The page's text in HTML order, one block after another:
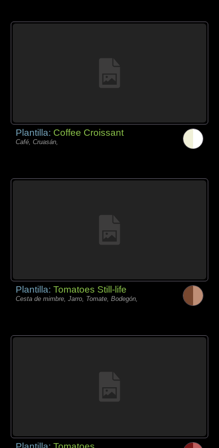
Plantilla: Coffee Croissant
Café, Cruasán,
Plantilla:Tomatoes Still-life
Cesta de mimbre, Jarro, Tomate, Bodegón,